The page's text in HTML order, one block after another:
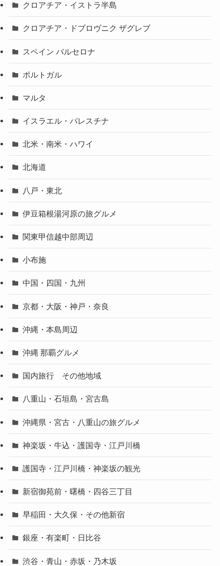
クロアチア・イストラ半島
クロアチア・ドブロヴニク ザグレブ
スペイン バルセロナ
ポルトガル
マルタ
イスラエル・パレスチナ
北米・南米・ハワイ
北海道
八戸・東北
伊豆箱根湯河原の旅グルメ
関東甲信越中部周辺
小布施
中国・四国・九州
京都・大阪・神戸・奈良
沖縄・本島周辺
沖縄 那覇グルメ
国内旅行 その他地域
八重山・石垣島・宮古島
沖縄県・宮古・八重山の旅グルメ
神楽坂・牛込・護国寺・江戸川橋
護国寺・江戸川橋・神楽坂の観光
新宿御苑前・曙橋・四谷三丁目
早稲田・大久保・その他新宿
銀座・有楽町・日比谷
渋谷・青山・赤坂・乃木坂